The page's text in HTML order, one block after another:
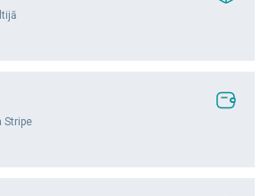
Stripe